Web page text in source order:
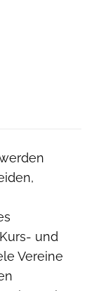
und
Vereine